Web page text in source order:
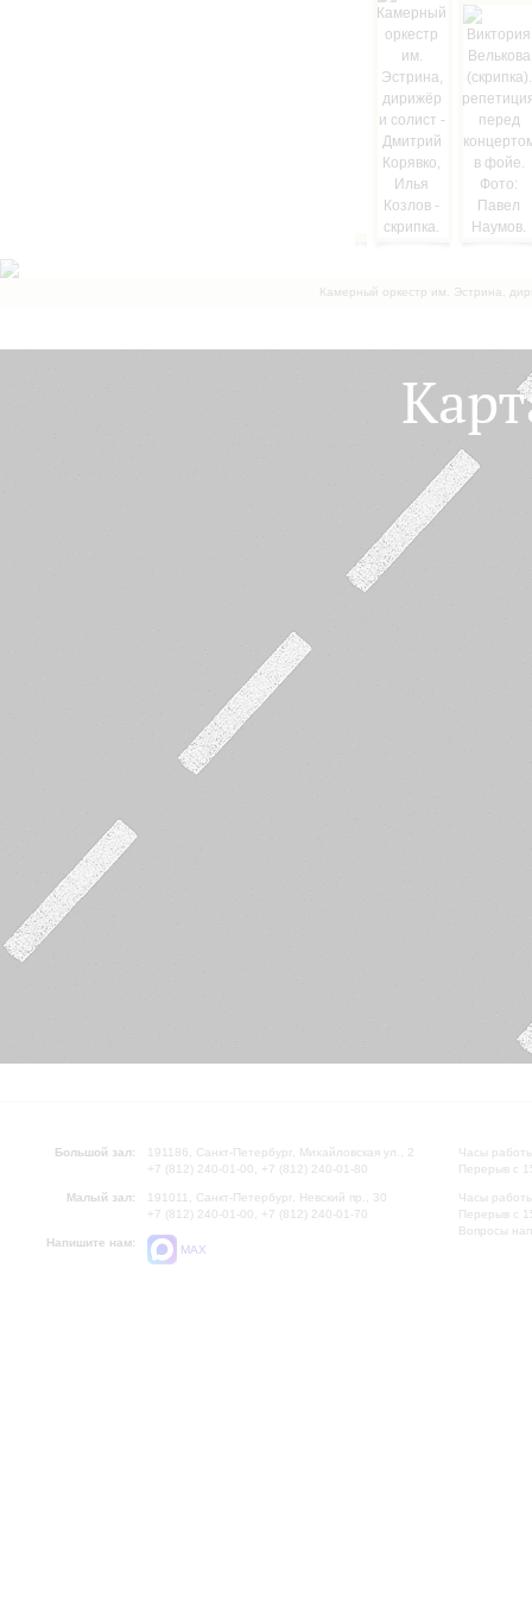
Камерный оркестр им. Эстрина,
Большой зал:
191186, Санкт-Петербург, Михайловская ул., 2
+7 (812) 240-01-00, +7 (812) 240-01-80
Малый зал:
191011, Санкт-Петербург, Невский пр., 30
+7 (812) 240-01-00, +7 (812) 240-01-70
Напишите нам:
MAX
Часы
Перерыв с
Часы
Перерыв с
Вопросы